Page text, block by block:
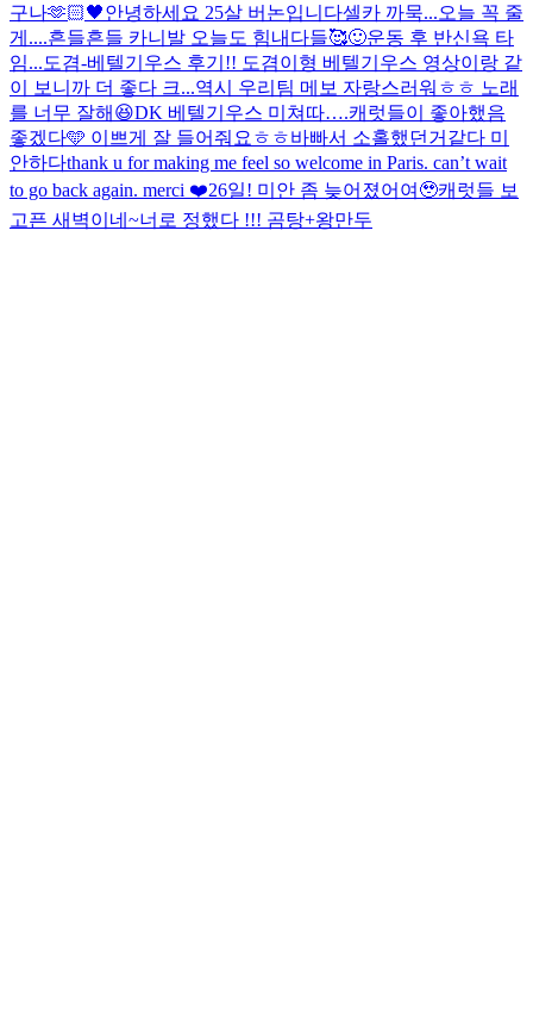
구나🫶🏻🖤안녕하세요 25살 버논입니다셀카 까묵...오늘 꼭 줄
게....흔들흔들 카니발 오늘도 힘내다들🥰🙂운동 후 반신욕 타
임...도겸-베텔기우스 후기!! 도겸이형 베텔기우스 영상이랑 같
이 보니까 더 좋다 크...역시 우리팀 메보 자랑스러워ㅎㅎ 노래
를 너무 잘해😆DK 베텔기우스 미쳐따….캐럿들이 좋아했음
좋겠다🩵 이쁘게 잘 들어줘요ㅎㅎ바빠서 소홀했던거같다 미
안하다thank u for making me feel so welcome in Paris. can’t wait
to go back again. merci ❤️26일! 미안 좀 늦어졌어여🥹캐럿들 보
고픈 새벽이네~너로 정했다 !!! 곰탕+왕만두